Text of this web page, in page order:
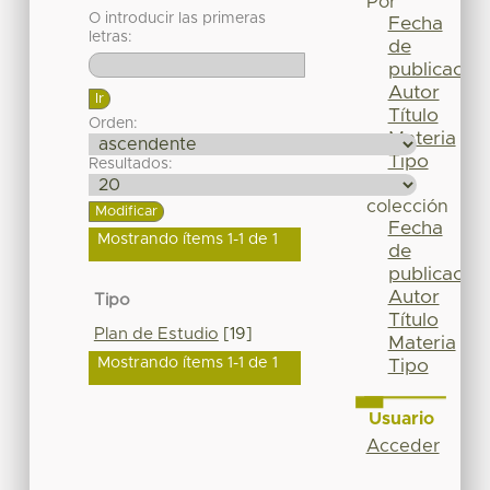
O introducir las primeras
letras:
Orden:
Resultados:
Mostrando ítems 1-1 de 1
Tipo
Plan de Estudio [19]
Mostrando ítems 1-1 de 1
Fecha
de
publicación
Autor
Título
Materia
Tipo
colección
Fecha
de
publicación
Autor
Título
Materia
Tipo
Usuario
Acceder